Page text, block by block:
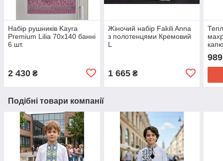
Набір рушників Kayra
Premium Lilia 70х140 банні
6 шт.
2 430 ₴
Жіночий набір Fakili Anna
з полотенцями Кремовий
L
1 665₴
989
Подібні товари компанії